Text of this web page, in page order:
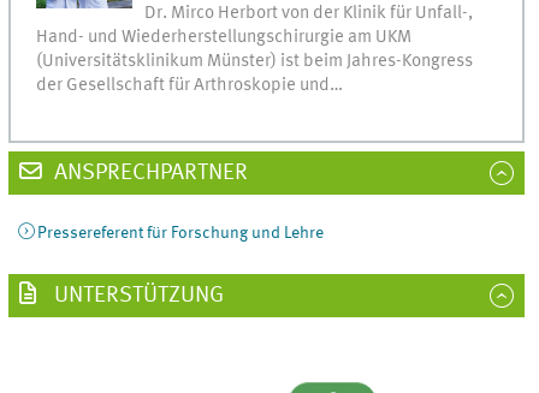
Dr. Mirco Herbort von der Klinik für Unfall-,
Hand- und Wiederherstellungschirurgie am UKM
(Universitätsklinikum Münster) ist beim Jahres-Kongress
der Gesellschaft für Arthroskopie und…
ANSPRECHPARTNER
Pressereferent für Forschung und Lehre
UNTERSTÜTZUNG